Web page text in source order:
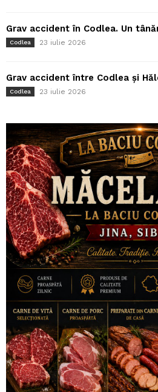
Grav accident în Codlea. Un
Codlea 23 iulie 2026
Grav accident între Codlea și
Codlea 23 iulie 2026